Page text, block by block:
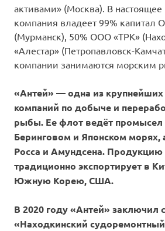
активами» (Москва). В настоящее
компания владеет 99% капитал
(Мурманск), 50% ООО «ТРК»
«Алестар» (Петропавловск-
компании занимаются морским
«Антей» — одна из крупнейших
компаний по добыче и
рыбы. Ее флот ведёт промысел
Беринговом и Японском морях,
Росса и Амундсена. Продукцию
традиционно экспортирует в
Южную Корею, США.
В 2020 году «Антей» заключил
«Находкинский